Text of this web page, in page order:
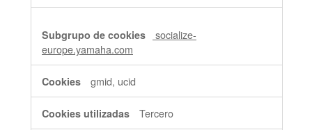
socialize-
europe.yamaha.com
gmid, ucid
Tercero